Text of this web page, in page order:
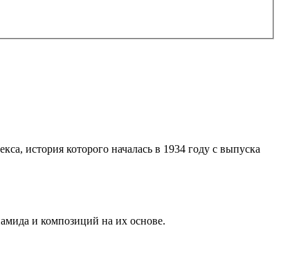
история которого началась в 1934 году с выпуска
и композиций на их основе.